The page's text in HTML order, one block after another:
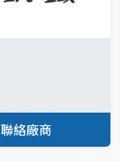
聯絡廠商